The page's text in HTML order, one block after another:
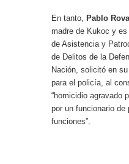
En tanto, Pablo
madre de Kukoc y
de Asistencia y
de Delitos de la
Nación, solicitó en
para el policía, al
“homicidio agravado
por un funcionario
funciones”.